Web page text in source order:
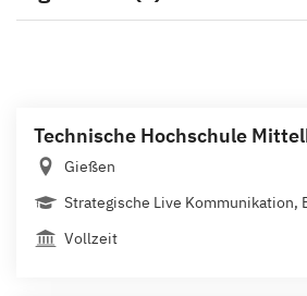
Technische Hochschule
Gießen
Strategische Live Kommunikation,
Vollzeit